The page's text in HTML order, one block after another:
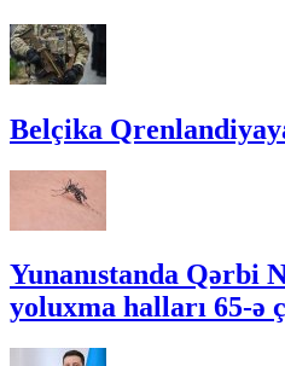
Belçika
Yunanıstanda Qərbi
yoluxma halları 65-ə